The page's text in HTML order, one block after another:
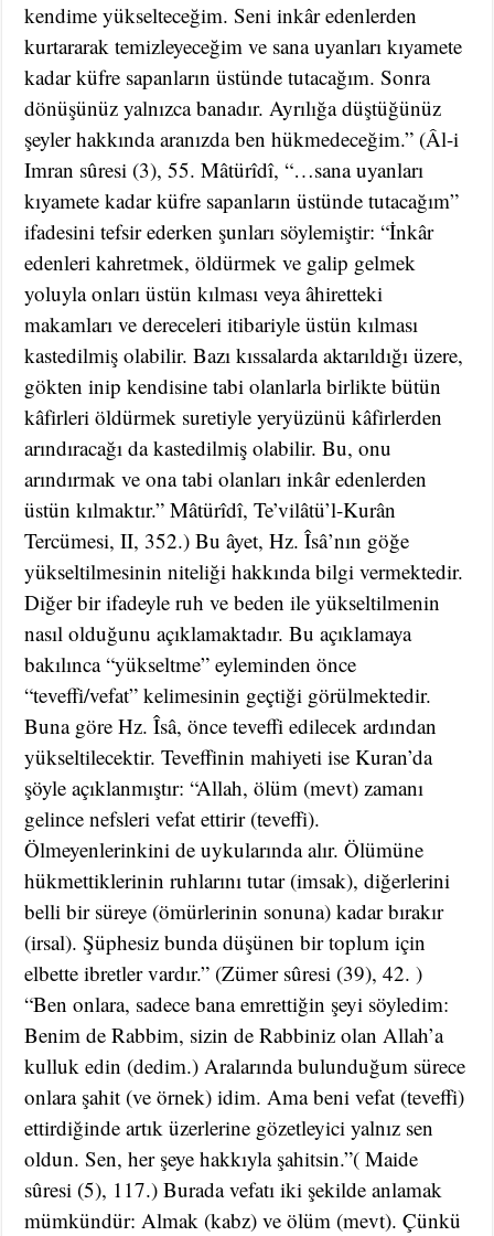
kendime yükselteceğim. Seni inkâr edenlerden
kurtararak temizleyeceğim ve sana uyanları kıyamete
kadar küfre sapanların üstünde tutacağım. Sonra
dönüşünüz yalnızca banadır. Ayrılığa düştüğünüz
şeyler hakkında aranızda ben hükmedeceğim.” (Âl-i
Imran sûresi (3), 55. Mâtürîdî, “…sana uyanları
kıyamete kadar küfre sapanların üstünde tutacağım”
ifadesini tefsir ederken şunları söylemiştir: “İnkâr
edenleri kahretmek, öldürmek ve galip gelmek
yoluyla onları üstün kılması veya âhiretteki
makamları ve dereceleri itibariyle üstün kılması
kastedilmiş olabilir. Bazı kıssalarda aktarıldığı üzere,
gökten inip kendisine tabi olanlarla birlikte bütün
kâfirleri öldürmek suretiyle yeryüzünü kâfirlerden
arındıracağı da kastedilmiş olabilir. Bu, onu
arındırmak ve ona tabi olanları inkâr edenlerden
üstün kılmaktır.” Mâtürîdî, Te’vilâtü’l-Kurân
Tercümesi, II, 352.) Bu âyet, Hz. Îsâ’nın göğe
yükseltilmesinin niteliği hakkında bilgi vermektedir.
Diğer bir ifadeyle ruh ve beden ile yükseltilmenin
nasıl olduğunu açıklamaktadır. Bu açıklamaya
bakılınca “yükseltme” eyleminden önce
“teveffi/vefat” kelimesinin geçtiği görülmektedir.
Buna göre Hz. Îsâ, önce teveffi edilecek ardından
yükseltilecektir. Teveffinin mahiyeti ise Kuran’da
şöyle açıklanmıştır: “Allah, ölüm (mevt) zamanı
gelince nefsleri vefat ettirir (teveffi).
Ölmeyenlerinkini de uykularında alır. Ölümüne
hükmettiklerinin ruhlarını tutar (imsak), diğerlerini
belli bir süreye (ömürlerinin sonuna) kadar bırakır
(irsal). Şüphesiz bunda düşünen bir toplum için
elbette ibretler vardır.” (Zümer sûresi (39), 42. )
“Ben onlara, sadece bana emrettiğin şeyi söyledim:
Benim de Rabbim, sizin de Rabbiniz olan Allah’a
kulluk edin (dedim.) Aralarında bulunduğum sürece
onlara şahit (ve örnek) idim. Ama beni vefat (teveffi)
ettirdiğinde artık üzerlerine gözetleyici yalnız sen
oldun. Sen, her şeye hakkıyla şahitsin.”( Maide
sûresi (5), 117.) Burada vefatı iki şekilde anlamak
mümkündür: Almak (kabz) ve ölüm (mevt). Çünkü